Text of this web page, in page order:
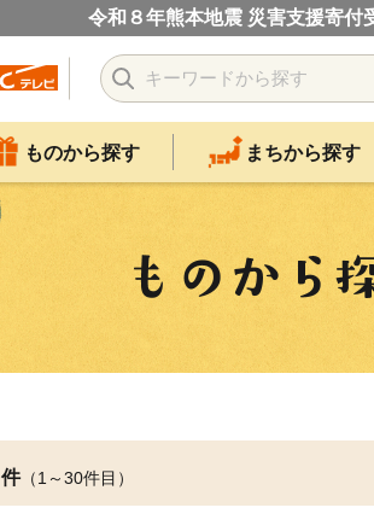
令和８年熊本地震 災害支援寄付
ものから探す まちから探す
件（1～30件目）